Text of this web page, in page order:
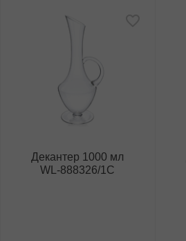
Декантер 1000 мл
WL‑888326/1C